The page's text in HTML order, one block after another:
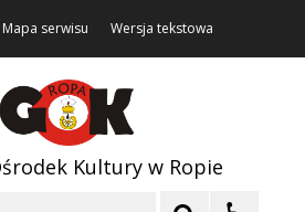
Mapa serwisu Wersja tekstowa
Kultury w Ropie